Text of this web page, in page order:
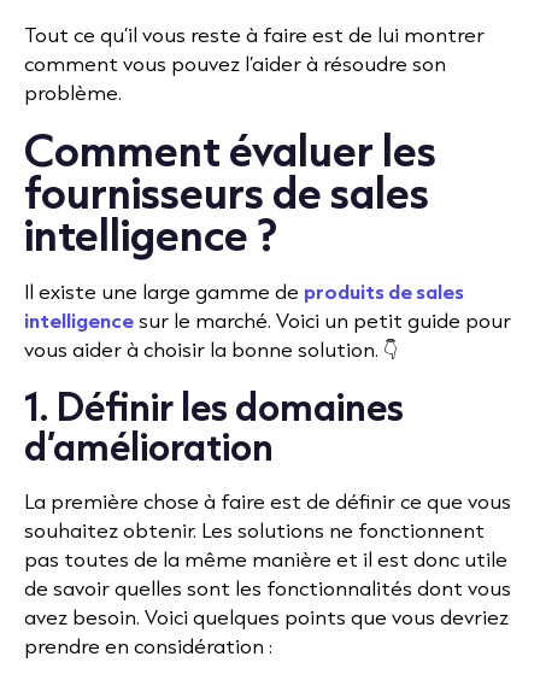
Tout ce qu’il vous reste à faire est de lui montrer
comment vous pouvez l’aider à résoudre son
problème.
Comment évaluer les
fournisseurs de sales
intelligence ?
Il existe une large gamme de produits de sales
intelligencesur le marché. Voici un petit guide pour
vous aider à choisir la bonne solution. 👇
1. Définir les domaines
d’amélioration
La première chose à faire est de définir ce que vous
souhaitez obtenir. Les solutions ne fonctionnent
pas toutes de la même manière et il est donc utile
de savoir quelles sont les fonctionnalités dont vous
avez besoin. Voici quelques points que vous devriez
prendre en considération :